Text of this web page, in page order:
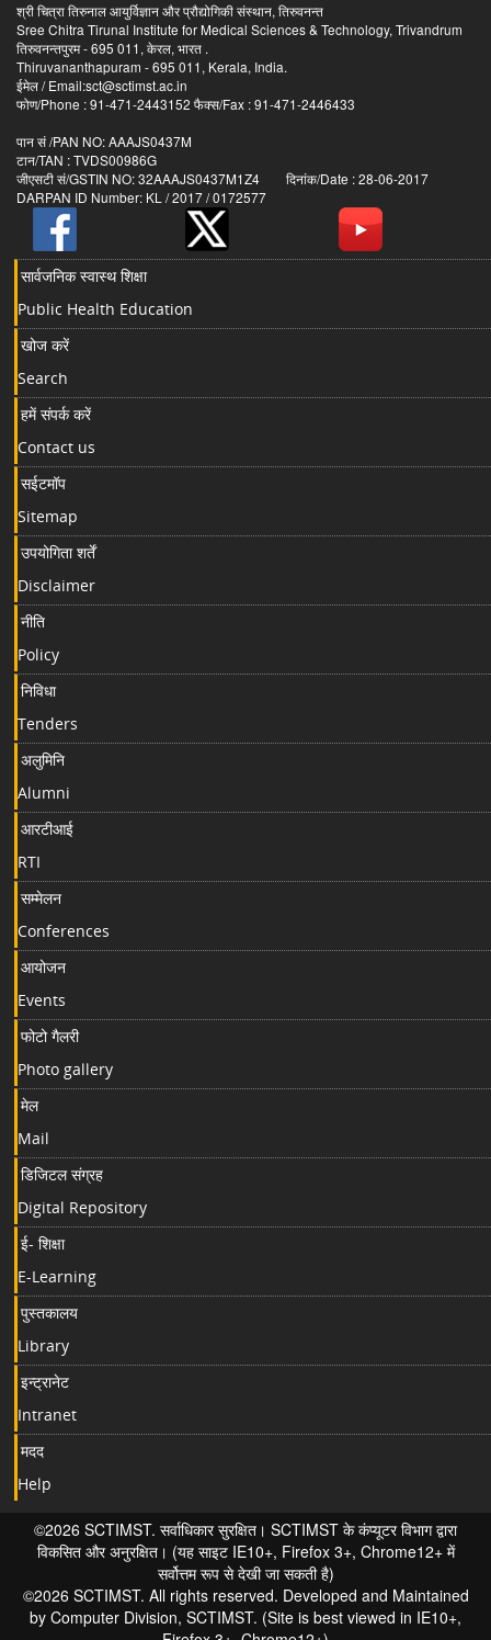
श्री चित्रा तिरुनाल आयुर्विज्ञान और प्रौद्योगिकी संस्थान, तिरुवनन्त
Sree Chitra Tirunal Institute for Medical Sciences & Technology, Trivandrum
तिरुवनन्तपुरम - 695 011, केरल, भारत .
Thiruvananthapuram - 695 011, Kerala, India.
ईमेल / Email:sct@sctimst.ac.in
फोण/Phone : 91-471-2443152 फैक्स/Fax : 91-471-2446433
पान सं /PAN NO: AAAJS0437M
टान/TAN : TVDS00986G
जीएसटी सं/GSTIN NO: 32AAAJS0437M1Z4 दिनांक/Date : 28-06-2017
DARPAN ID Number: KL / 2017 / 0172577
सार्वजनिक स्वास्थ शिक्षा
Public Health Education
खोज करें
Search
हमें संपर्क करें
Contact us
सईटमॉप
Sitemap
उपयोगिता शर्तें
Disclaimer
नीति
Policy
निविधा
Tenders
अलुमिनि
Alumni
आरटीआई
RTI
सम्मेलन
Conferences
आयोजन
Events
फोटो गैलरी
Photo gallery
मेल
Mail
डिजिटल संग्रह
Digital Repository
ई- शिक्षा
E-Learning
पुस्तकालय
Library
इन्ट्रानेट
Intranet
मदद
Help
©2026 SCTIMST. सर्वाधिकार सुरक्षित। SCTIMST के कंप्यूटर विभाग द्वारा
विकसित और अनुरक्षित। (यह साइट IE10+, Firefox 3+, Chrome12+ में
सर्वोत्तम रूप से देखी जा सकती है)
©2026 SCTIMST. All rights reserved. Developed and Maintained
by Computer Division, SCTIMST. (Site is best viewed in IE10+,